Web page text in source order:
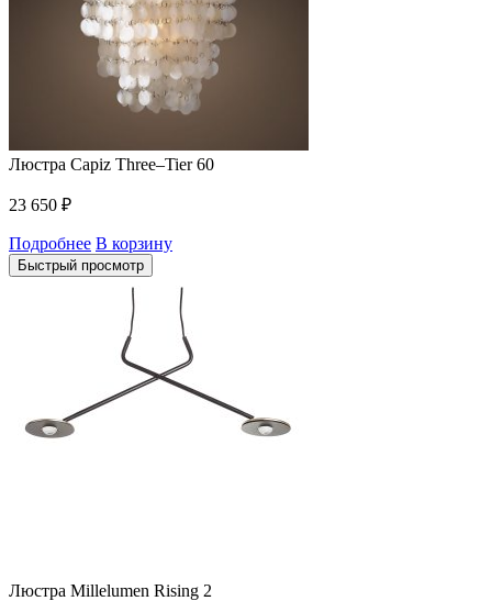
Люстра Capiz Three–Tier 60
23 650 ₽
Подробнее В корзину
Быстрый просмотр
Люстра Millelumen Rising 2